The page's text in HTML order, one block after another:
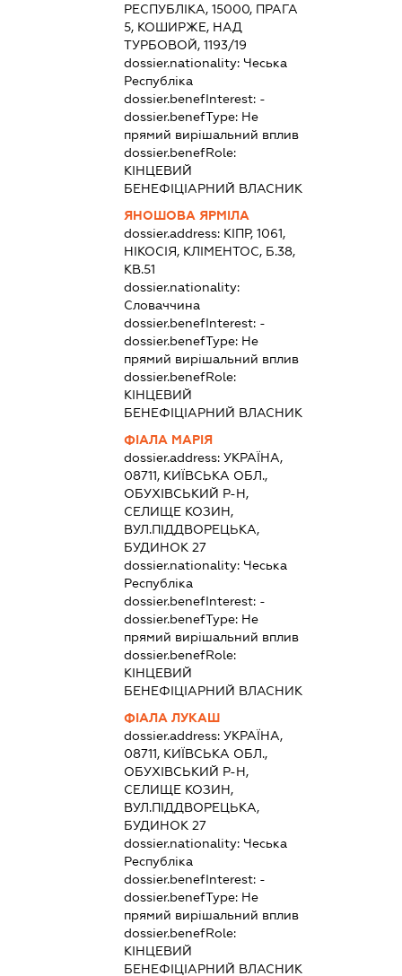
РЕСПУБЛІКА, 15000, ПРАГА
5, КОШИРЖЕ, НАД
ТУРБОВОЙ, 1193/19
dossier.nationality: Чеська
Республіка
dossier.benefInterest: -
dossier.benefType: Не
прямий вирішальний вплив
dossier.benefRole:
КІНЦЕВИЙ
БЕНЕФІЦІАРНИЙ ВЛАСНИК
ЯНОШОВА ЯРМІЛА
dossier.address: КІПР, 1061,
НІКОСІЯ, КЛІМЕНТОС, Б.38,
КВ.51
dossier.nationality:
Словаччина
dossier.benefInterest: -
dossier.benefType: Не
прямий вирішальний вплив
dossier.benefRole:
КІНЦЕВИЙ
БЕНЕФІЦІАРНИЙ ВЛАСНИК
ФІАЛА МАРІЯ
dossier.address:УКРАЇНА,
08711, КИЇВСЬКА ОБЛ.,
ОБУХІВСЬКИЙ Р-Н,
СЕЛИЩЕ КОЗИН,
ВУЛ.ПІДДВОРЕЦЬКА,
БУДИНОК 27
dossier.nationality: Чеська
Республіка
dossier.benefInterest: -
dossier.benefType: Не
прямий вирішальний вплив
dossier.benefRole:
КІНЦЕВИЙ
БЕНЕФІЦІАРНИЙ ВЛАСНИК
ФІАЛА ЛУКАШ
dossier.address:УКРАЇНА,
08711, КИЇВСЬКА ОБЛ.,
ОБУХІВСЬКИЙ Р-Н,
СЕЛИЩЕ КОЗИН,
ВУЛ.ПІДДВОРЕЦЬКА,
БУДИНОК 27
dossier.nationality: Чеська
Республіка
dossier.benefInterest: -
dossier.benefType: Не
прямий вирішальний вплив
dossier.benefRole:
КІНЦЕВИЙ
БЕНЕФІЦІАРНИЙ ВЛАСНИК